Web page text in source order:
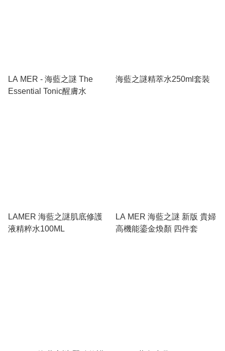
LA MER - 海藍之謎 The
Essential Tonic醒膚水
海藍之謎精萃水250ml套裝
LAMER 海藍之謎肌底修護
液精粹水100ML
LA MER 海藍之謎 新版 貴婦
高機能鎏金煥顏 四件套